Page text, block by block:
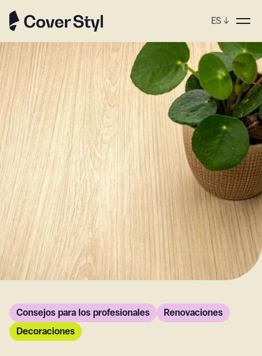
ES ↓
Consejos para los profesionales
Renovaciones
Decoraciones